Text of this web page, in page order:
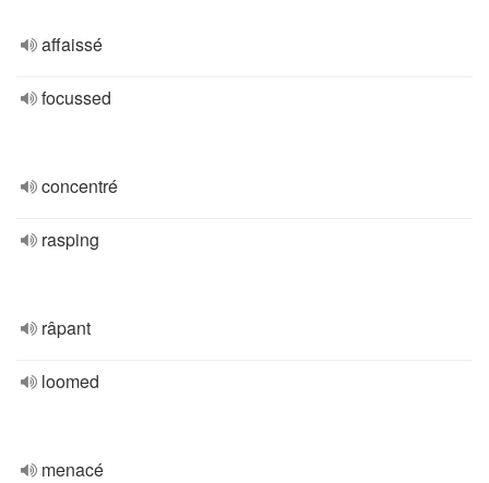
affaissé
focussed
concentré
rasping
râpant
loomed
menacé